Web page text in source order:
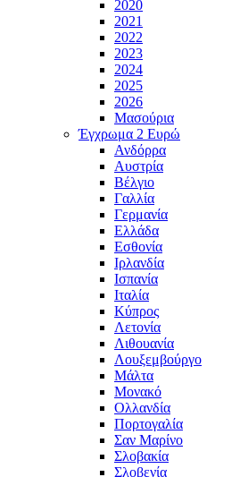
2020
2021
2022
2023
2024
2025
2026
Μασούρια
Έγχρωμα 2 Ευρώ
Ανδόρρα
Αυστρία
Βέλγιο
Γαλλία
Γερμανία
Ελλάδα
Εσθονία
Ιρλανδία
Ισπανία
Ιταλία
Κύπρος
Λετονία
Λιθουανία
Λουξεμβούργο
Μάλτα
Μονακό
Ολλανδία
Πορτογαλία
Σαν Μαρίνο
Σλοβακία
Σλοβενία